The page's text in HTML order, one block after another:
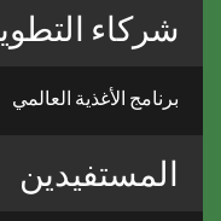
شركاء
برنامج الأغذية العالمي
المستفيدين